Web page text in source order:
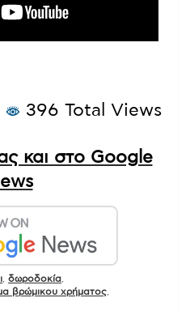
396 Total Views
και στο Google
δωροδοκία
βρώμικου χρήματος